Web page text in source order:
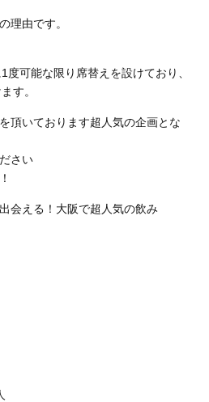
理由です。
度可能な限り席替えを設けており、
す。
頂いております超人気の企画とな
さい
会える！大阪で超人気の飲み